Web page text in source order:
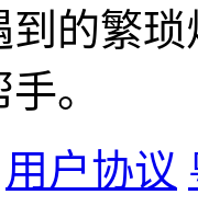
的繁
。
用户协议